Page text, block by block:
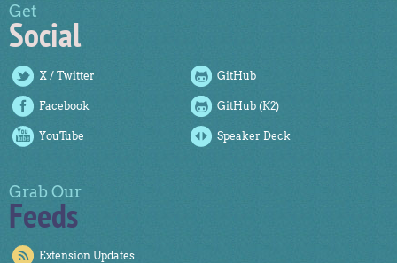
Get
Social
X / Twitter GitHub
Facebook GitHub (K2)
YouTube Speaker Deck
Grab Our
Feeds
Extension Updates